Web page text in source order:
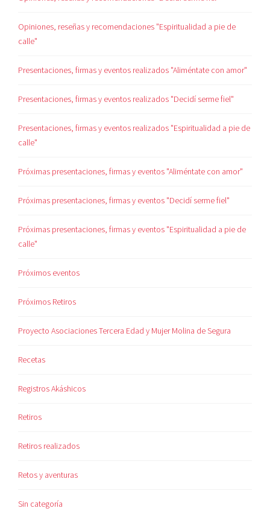
Opiniones, reseñas y recomendaciones "Espiritualidad a pie de
calle"
Presentaciones, firmas y eventos realizados "Aliméntate con amor"
Presentaciones, firmas y eventos realizados "Decidí serme fiel"
Presentaciones, firmas y eventos realizados "Espiritualidad a pie de
calle"
Próximas presentaciones, firmas y eventos "Aliméntate con amor"
Próximas presentaciones, firmas y eventos "Decidí serme fiel"
Próximas presentaciones, firmas y eventos "Espiritualidad a pie de
calle"
Próximos eventos
Próximos Retiros
Proyecto Asociaciones Tercera Edad y Mujer Molina de Segura
Recetas
Registros Akáshicos
Retiros
Retiros realizados
Retos y aventuras
Sin categoría